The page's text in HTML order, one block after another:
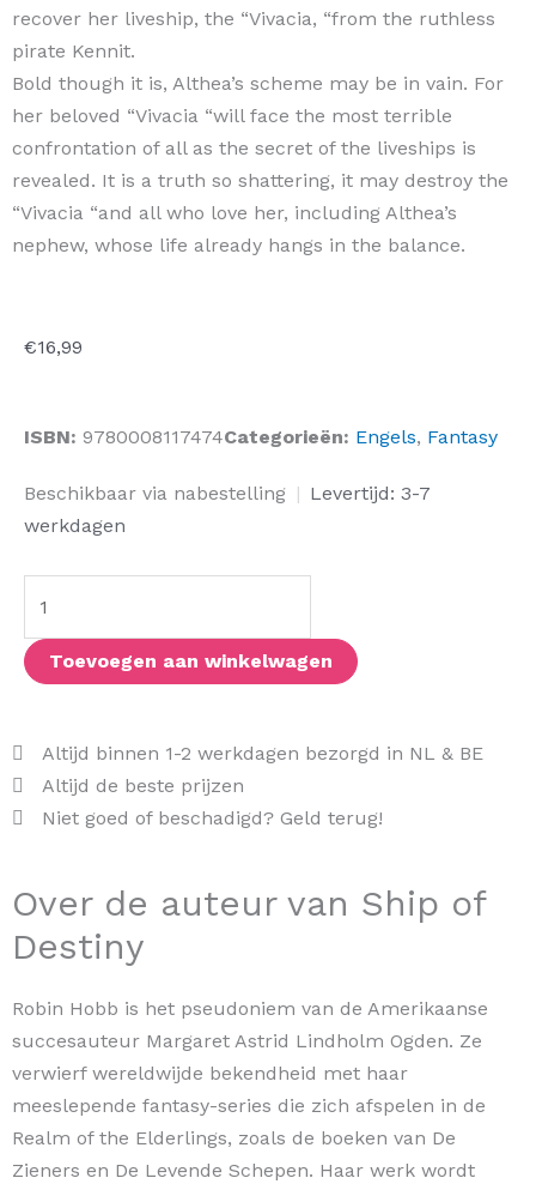
recover her liveship, the “Vivacia, “from the ruthless
pirate Kennit.
Bold though it is, Althea’s scheme may be in vain. For
her beloved “Vivacia “will face the most terrible
confrontation of all as the secret of the liveships is
revealed. It is a truth so shattering, it may destroy the
“Vivacia “and all who love her, including Althea’s
nephew, whose life already hangs in the balance.
€16,99
ISBN: 9780008117474Categorieën: Engels, Fantasy
Beschikbaar via nabestelling | Levertijd: 3-7
werkdagen
Ship
of
Toevoegen aan winkelwagen
Altijd binnen 1-2 werkdagen bezorgd in NL & BE
Altijd de beste prijzen
Niet goed of beschadigd? Geld terug!
Over de auteur van Ship of
Destiny
Robin Hobb is het pseudoniem van de Amerikaanse
succesauteur Margaret Astrid Lindholm Ogden. Ze
verwierf wereldwijde bekendheid met haar
meeslepende fantasy-series die zich afspelen in de
Realm of the Elderlings, zoals de boeken van De
Zieners en De Levende Schepen. Haar werk wordt